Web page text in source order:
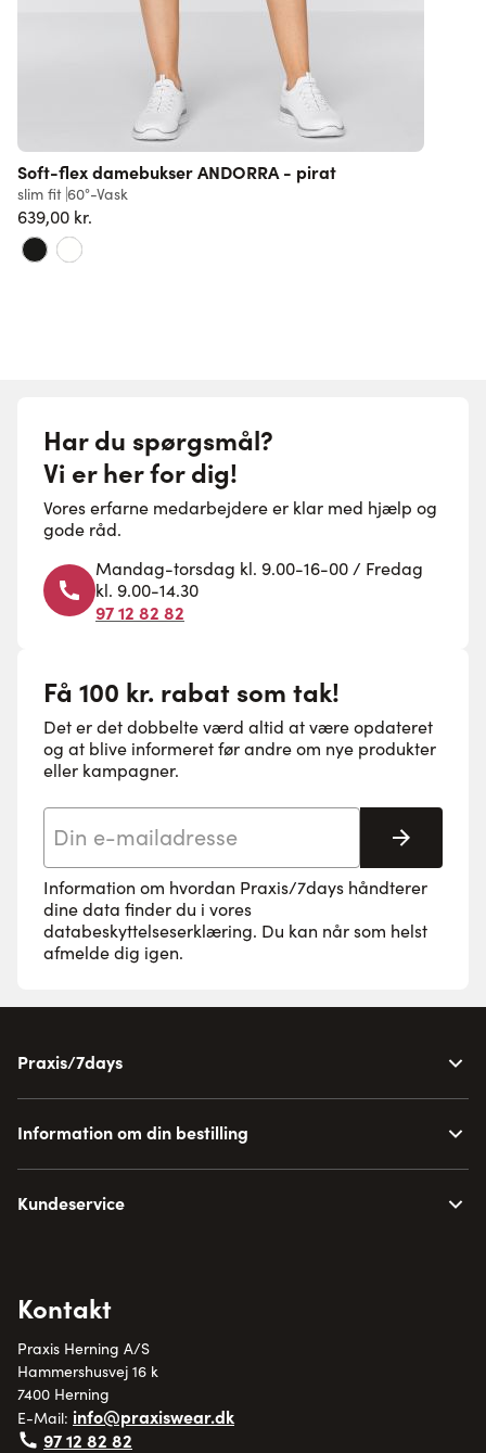
Soft-flex damebukser ANDORRA - pirat
slim fit 60°-Vask
639,00 kr.
Har du spørgsmål?
Vi er her for dig!
Vores erfarne medarbejdere er klar med hjælp og
gode råd.
Mandag-torsdag kl. 9.00-16-00 / Fredag
kl. 9.00-14.30
97 12 82 82
Få 100 kr. rabat som tak!
Det er det dobbelte værd altid at være opdateret
og at blive informeret før andre om nye produkter
eller kampagner.
Tilmeld
Information om hvordan Praxis/7days håndterer
dine data finder du i vores
databeskyttelseserklæring. Du kan når som helst
afmelde dig igen.
Praxis/7days
Information om din bestilling
Kundeservice
Kontakt
Praxis Herning A/S
Hammershusvej 16 k
7400 Herning
E-Mail: info@praxiswear.dk
97 12 82 82